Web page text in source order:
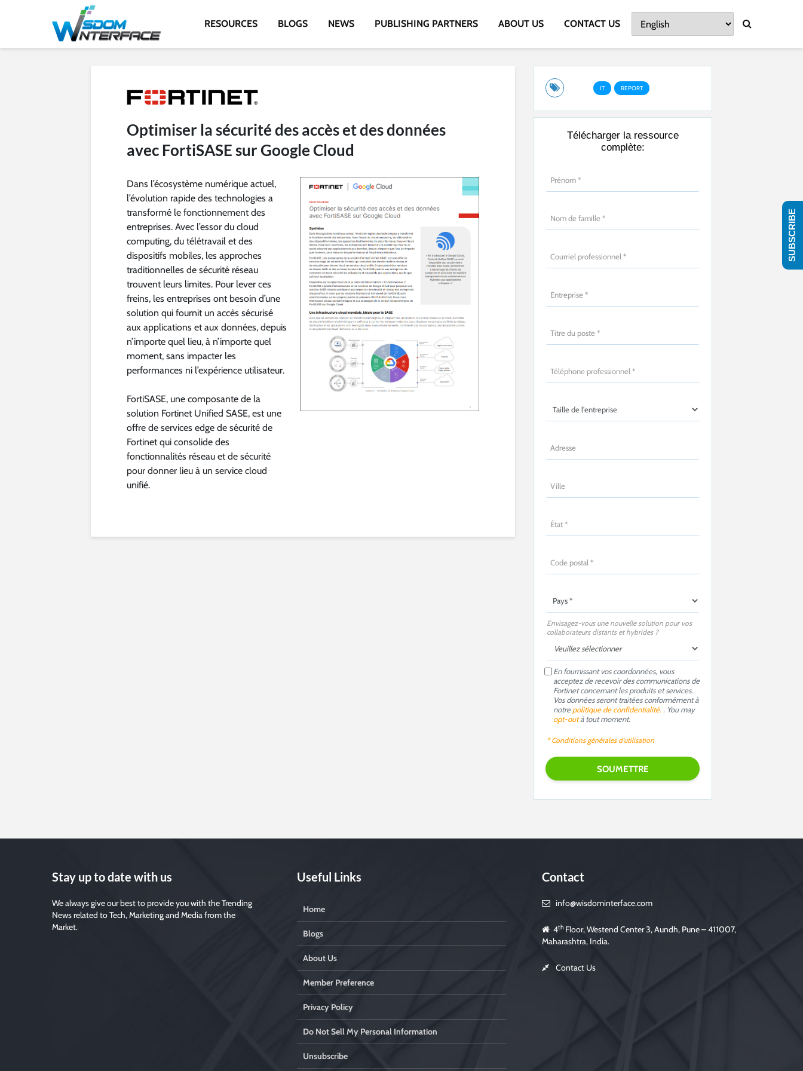
RESOURCES BLOGS NEWS PUBLISHING PARTNERS ABOUT US CONTACT US
Optimiser la sécurité des accès et des données
avec FortiSASE sur Google Cloud
Dans l’écosystème numérique actuel,
l’évolution rapide des technologies a
transformé le fonctionnement des
entreprises. Avec l’essor du cloud
computing, du télétravail et des
dispositifs mobiles, les approches
traditionnelles de sécurité réseau
trouvent leurs limites. Pour lever ces
freins, les entreprises ont besoin d’une
solution qui fournit un accès sécurisé
aux applications et aux données, depuis
n’importe quel lieu, à n’importe quel
moment, sans impacter les
performances ni l’expérience utilisateur.
FortiSASE, une composante de la
solution Fortinet Unified SASE, est une
offre de services edge de sécurité de
Fortinet qui consolide des
fonctionnalités réseau et de sécurité
pour donner lieu à un service cloud
unifié.
IT REPORT
Télécharger la ressource
complète:
Envisagez-vous une nouvelle solution pour vos
collaborateurs distants et hybrides ?
En fournissant vos coordonnées, vous
acceptez de recevoir des communications de
Fortinet concernant les produits et services.
Vos données seront traitées conformément à
notrepolitique de confidentialité. . You may
opt-outà tout moment.
* Conditions générales d'utilisation
Stay up to date with us
We always give our best to provide you with the Trending
News related to Tech, Marketing and Media from the
Market.
Useful Links
Home
Blogs
About Us
Member Preference
Privacy Policy
Do Not Sell My Personal Information
Unsubscribe
Contact
info@wisdominterface.com
4th Floor, Westend Center 3, Aundh, Pune – 411007,
Maharashtra, India.
Contact Us
SUBSCRIBE